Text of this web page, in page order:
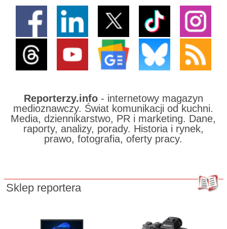
Reporterzy.info- internetowy magazyn
medioznawczy. Świat komunikacji od kuchni.
Media, dziennikarstwo, PR i marketing. Dane,
raporty, analizy, porady. Historia i rynek,
prawo, fotografia, oferty pracy.
Sklep reportera